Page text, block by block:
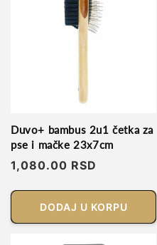
Duvo+ bambus 2u1 četka za
pse i mačke 23x7cm
Regularna
1,080.00 RSD
DODAJ U KORPU